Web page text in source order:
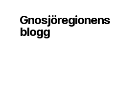
Gnosjöregionens
blogg